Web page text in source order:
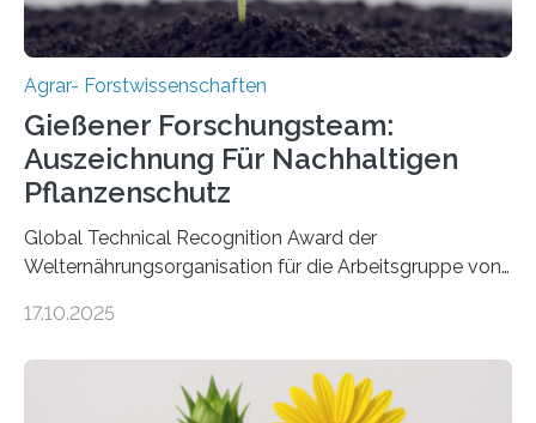
Agrar- Forstwissenschaften
Gießener Forschungsteam:
Auszeichnung Für Nachhaltigen
Pflanzenschutz
Global Technical Recognition Award der
Welternährungsorganisation für die Arbeitsgruppe von
Insektenbiotechnologie der JLU Insekten spielen eine
aber Krankheiten übertragen und der Landwirtschaft
und dem Gartenbau erhebliche Schäden zufügen. Es ist
17.10.2025